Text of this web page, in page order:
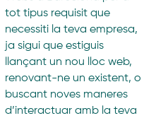
tot tipus requisit que
necessiti la teva empresa,
ja sigui que estiguis
llançant un nou lloc web,
renovant-ne un existent, o
buscant noves maneres
d’interactuar amb la teva